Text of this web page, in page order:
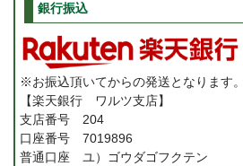
銀行振込
※お振込頂いてからの発送となります。
【楽天銀行 ワルツ支店】
支店番号 204
口座番号 7019896
普通口座 ユ）ゴウダゴフクテン